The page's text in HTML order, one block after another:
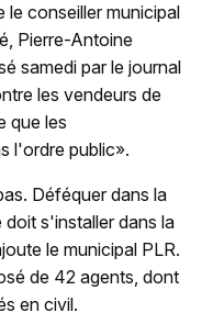
le conseiller municipal
Pierre-Antoine
samedi par le journal
les vendeurs de
que les
l'ordre public».
Déféquer dans la
s'installer dans la
le municipal PLR.
de 42 agents, dont
en civil.